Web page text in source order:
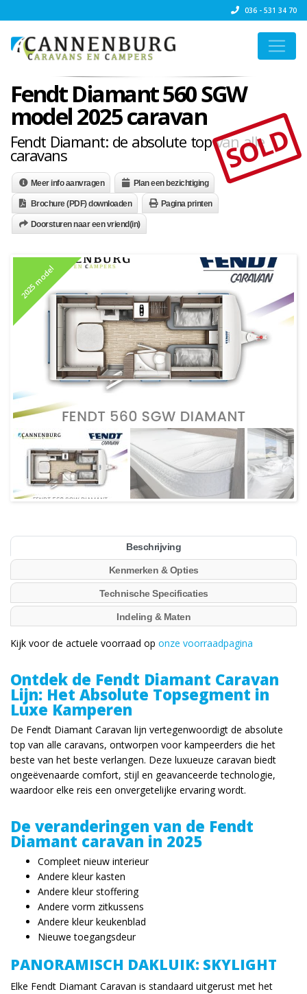
036 - 531 34 70
Fendt Diamant 560 SGW
model 2025 caravan
Fendt Diamant: de absolute top van alle
caravans SOLD
Meer info aanvragen Plan een bezichtiging
Brochure (PDF) downloaden Pagina printen
Doorsturen naar een vriend(in)
2025 model
Beschrijving
Kenmerken & Opties
Technische Specificaties
Indeling & Maten
Kijk voor de actuele voorraad op onze voorraadpagina
Ontdek de Fendt Diamant Caravan
Lijn: Het Absolute Topsegment in
Luxe Kamperen
De Fendt Diamant Caravan lijn vertegenwoordigt de absolute
top van alle caravans, ontworpen voor kampeerders die het
beste van het beste verlangen. Deze luxueuze caravan biedt
ongeëvenaarde comfort, stijl en geavanceerde technologie,
waardoor elke reis een onvergetelijke ervaring wordt.
De veranderingen van de Fendt
Diamant caravan in 2025
Compleet nieuw interieur
Andere kleur kasten
Andere kleur stoffering
Andere vorm zitkussens
Andere kleur keukenblad
Nieuwe toegangsdeur
PANORAMISCH DAKLUIK: SKYLIGHT
Elke Fendt Diamant Caravan is standaard uitgerust met het